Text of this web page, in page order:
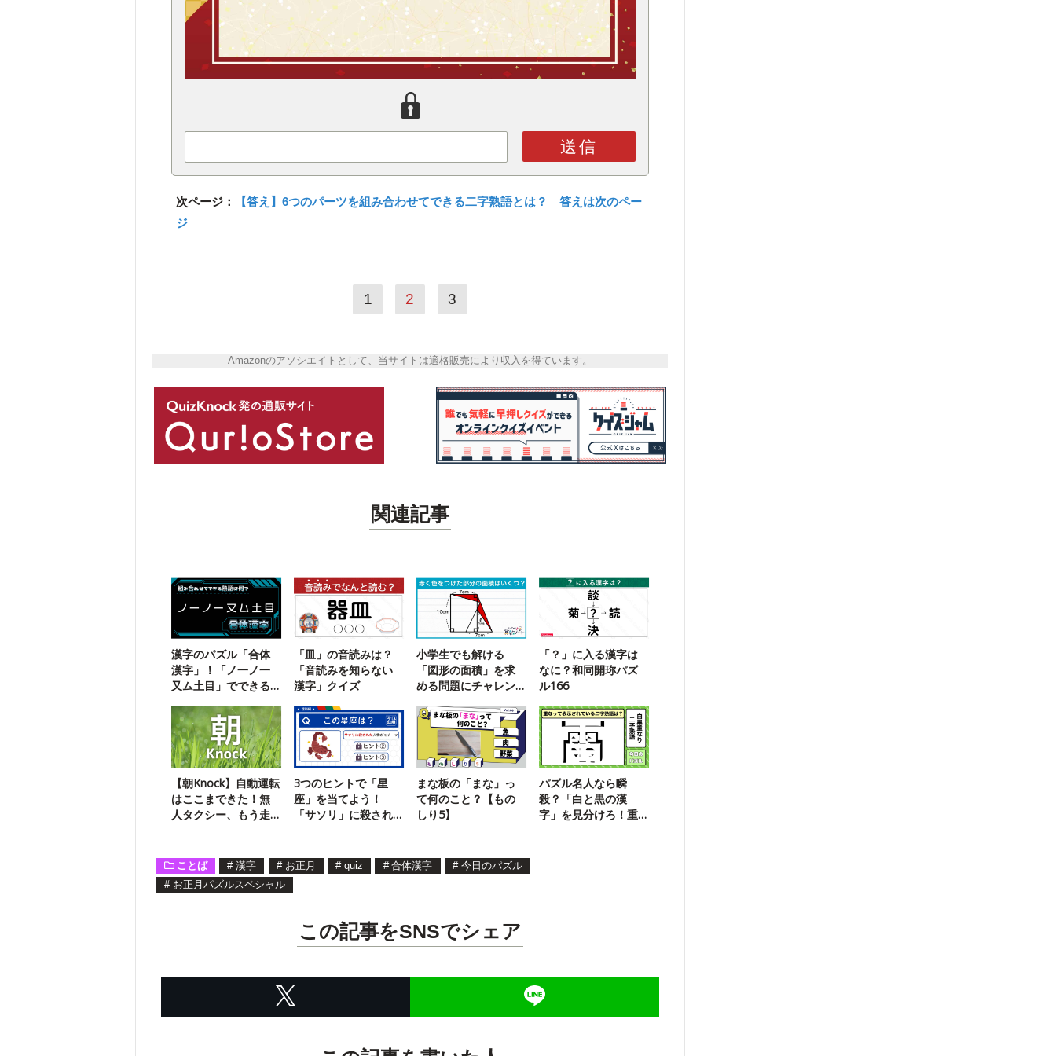
送信
次ページ：
【答え】6つのパーツを組み合わせてできる二字熟語とは？ 答えは次のペー
ジ
1 2 3
Amazonのアソシエイトとして、当サイトは適格販売により収入を得ています。
関連記事
漢字のパズル「合体
漢字」！「ノ一ノ一
又ム土目」でできる
「皿」の音読みは？
「音読みを知らない
漢字」クイズ
小学生でも解ける
「図形の面積」を求
める問題にチャレン
「？」に入る漢字は
なに？和同開珎パズ
ル166
【朝Knock】自動運転
はここまできた！無
人タクシー、もう走
3つのヒントで「星
座」を当てよう！
「サソリ」に殺され
まな板の「まな」っ
て何のこと？【もの
しり5】
パズル名人なら瞬
殺？「白と黒の漢
字」を見分けろ！重
ことば # 漢字 # お正月 # quiz # 合体漢字 # 今日のパズル
# お正月パズルスペシャル
この記事をSNSでシェア